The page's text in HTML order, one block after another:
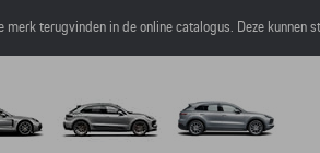
terugvinden in de online catalogus. Deze kunnen